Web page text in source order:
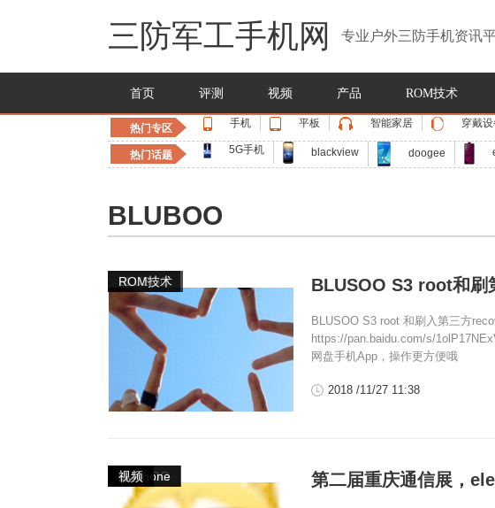
三防军工手机网 专业户外三防手机资讯
首页 评测 视频 产品 ROM技术
热门专区 手机 平板 智能家居 穿戴
热门话题 5G手机 blackview doogee
BLUBOO
BLUBOO
ROM技术 BLUSOO S3 root和刷
BLUSOO S3 root 和刷入第三方
https://pan.baidu.com/s/
网盘手机App，操作更方便哦
2018 /11/27 11:38
BLUBOO
elephone
爆料
,视频 第二届重庆通信展，